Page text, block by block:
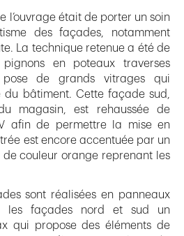
l’ouvrage était de porter un soin
des façades, notamment
La technique retenue a été de
en poteaux traverses
de grands vitrages qui
du bâtiment. Cette façade sud,
magasin, est rehaussée de
afin de permettre la mise en
est encore accentuée par un
couleur orange reprenant les
sont réalisées en panneaux
les façades nord et sud un
qui propose des éléments de